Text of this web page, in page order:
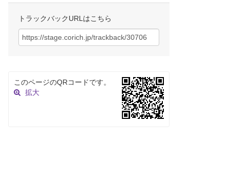
トラックバックURLはこちら
このページのQRコードです。
拡大